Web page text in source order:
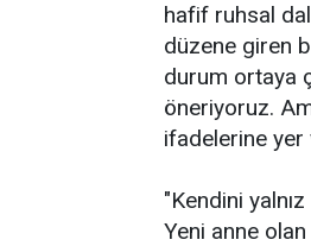
hafif ruhsal
düzene giren
durum ortaya
öneriyoruz.
ifadelerine yer
"Kendini
Yeni anne